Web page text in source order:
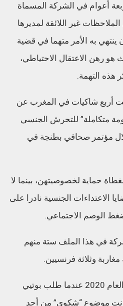
أعوام في الشركة المسماة
غير اللائقة لمديرها
ينتهي به الأمر متهما في قضية
هو رهن الاعتقال الاحتياطي،
أربع شاكيات في المغرب عن
متكاملة” للتحرش الجنسي
مؤتمر صحافي بطنجة في
حماية لخصوصيتهن، بينما لا
الاعتداءات الجنسية نادرا على
الوصم الاجتماعي.
في هذا الملف ستة منهم
وثلاثة فرنسيين.
وتفاقمت متاعب سارة في العام 2020 عندما طلب بوتيي
كانت موضوع “شكوى” من أحد